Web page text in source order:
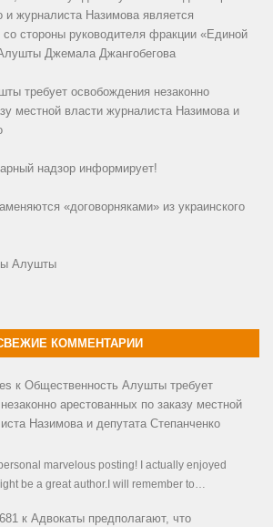
и журналиста Назимова является
стороны руководителя фракции «Единой
Джемала Джангобегова
требует освобождения незаконно
местной власти журналиста Назимова и
надзор информирует!
«договорняками» из украинского
Алушты
КОММЕНТАРИИ
к Общественность Алушты требует
арестованных по заказу местной
Назимова и депутата Степанченко
marvelous posting! I actually enjoyed
be a great author.I will remember to…
к Адвокаты предполагают, что